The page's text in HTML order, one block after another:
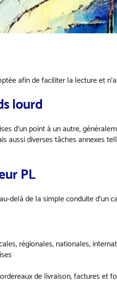
afin de faciliter la lecture et
lourd
d’un point à un autre,
aussi diverses tâches annexes
PL
delà de la simple conduite d’un
régionales, nationales,
de livraison, factures et